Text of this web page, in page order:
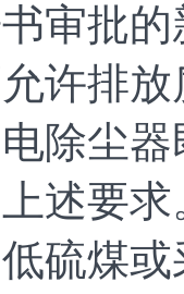
审批
许排放
除尘
述要
硫煤